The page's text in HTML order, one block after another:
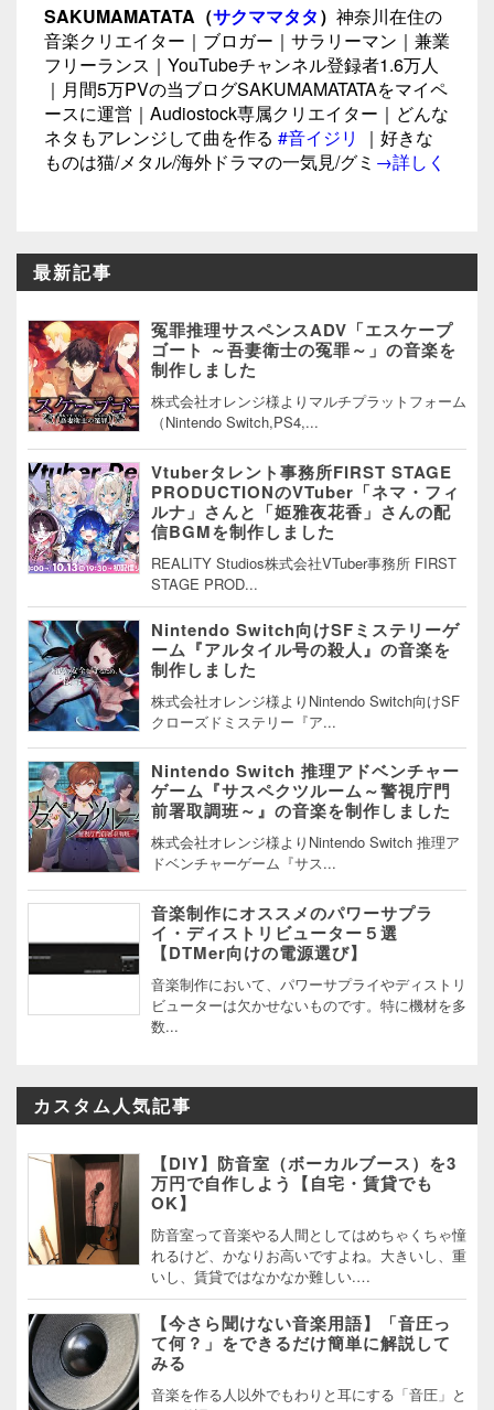
SAKUMAMATATA（サクママタタ） 神奈川在住の
音楽クリエイター｜ブロガー｜サラリーマン｜兼業
フリーランス｜YouTubeチャンネル登録者1.6万人
｜月間5万PVの当ブログSAKUMAMATATAをマイペ
ースに運営｜Audiostock専属クリエイター｜どんな
ネタもアレンジして曲を作る #音イジリ
｜好きな
ものは猫/メタル/海外ドラマの一気見/グミ →詳しく
最新記事
冤罪推理サスペンスADV「エスケープ
ゴート ～吾妻衛士の冤罪～」の音楽を
制作しました
株式会社オレンジ様よりマルチプラットフォーム
（Nintendo Switch,PS4,...
Vtuberタレント事務所FIRST STAGE
PRODUCTIONのVTuber「ネマ・フィ
ルナ」さんと「姫雅夜花香」さんの配
信BGMを制作しました
REALITY Studios株式会社VTuber事務所 FIRST
STAGE PROD...
Nintendo Switch向けSFミステリーゲ
ーム『アルタイル号の殺人』の音楽を
制作しました
株式会社オレンジ様よりNintendo Switch向けSF
クローズドミステリー『ア...
Nintendo Switch 推理アドベンチャー
ゲーム『サスペクツルーム～警視庁門
前署取調班～』の音楽を制作しました
株式会社オレンジ様よりNintendo Switch 推理ア
ドベンチャーゲーム『サス...
音楽制作にオススメのパワーサプラ
イ・ディストリビューター５選
【DTMer向けの電源選び】
音楽制作において、パワーサプライやディストリ
ビューターは欠かせないものです。特に機材を多
数...
カスタム人気記事
【DIY】防音室（ボーカルブース）を3
万円で自作しよう【自宅・賃貸でも
OK】
防音室って音楽やる人間としてはめちゃくちゃ憧
れるけど、かなりお高いですよね。大きいし、重
いし、賃貸ではなかなか難しい.…
【今さら聞けない音楽用語】「音圧っ
て何？」をできるだけ簡単に解説して
みる
音楽を作る人以外でもわりと耳にする「音圧」と